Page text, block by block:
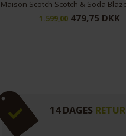
Maison Scotch Scotch & Soda
1.599,00479,75 DKK
14 DAGES